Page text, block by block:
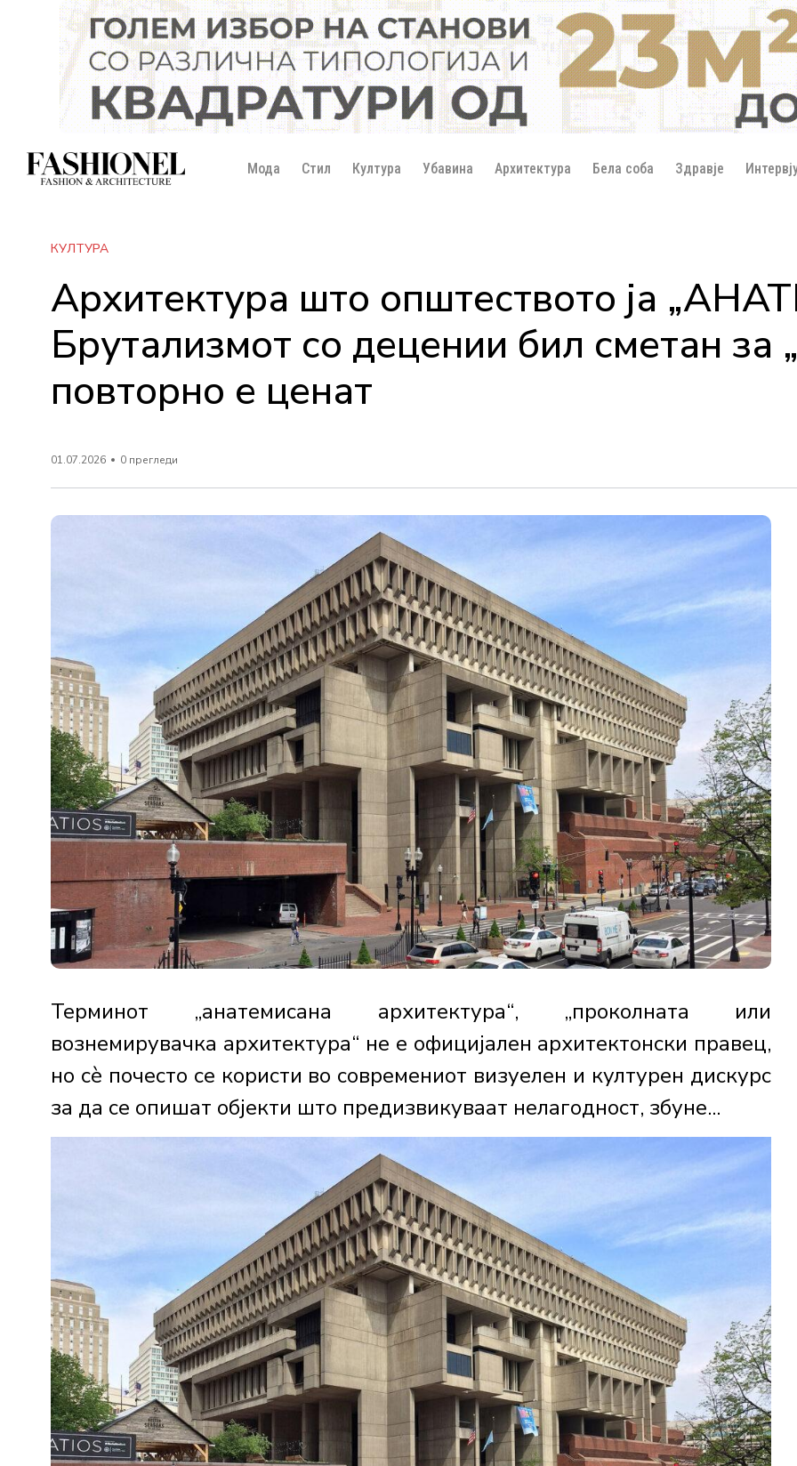
Мода Стил Култура Убавина Архитектура Бела соба Здравје
КУЛТУРА
Архитектура што општеството ја
Брутализмот со децении бил сметан за
повторно е ценат
01.07.2026 0 прегледи
Терминот „анатемисана архитектура“, „проколната или
вознемирувачка архитектура“ не е официјален архитектонски правец,
но сè почесто се користи во современиот визуелен и културен дискурс
за да се опишат објекти што предизвикуваат нелагодност, збуне...